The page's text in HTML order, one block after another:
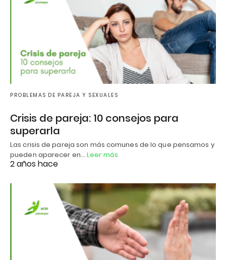
PROBLEMAS DE PAREJA Y SEXUALES
Crisis de pareja: 10 consejos para
superarla
Las crisis de pareja son más comunes de lo que pensamos y
pueden aparecer en… Leer más
2 años hace